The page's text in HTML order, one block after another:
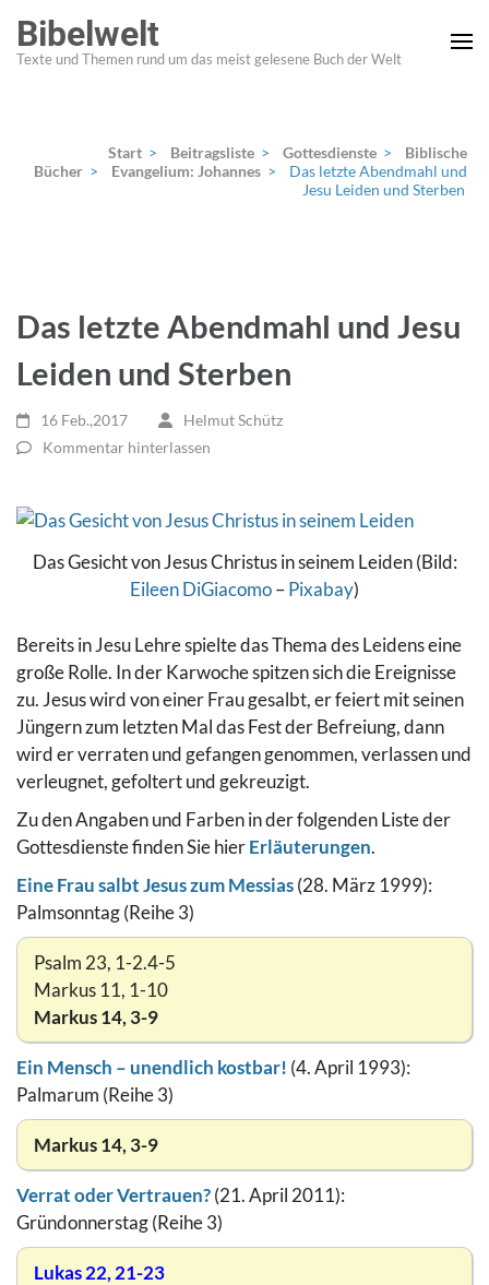
Inhalt
springen
Bibelwelt
Texte und Themen rund um das meist gelesene Buch der Welt
Start > Beitragsliste > Gottesdienste >
Biblische
Bücher > Evangelium: Johannes >
Das letzte Abendmahl und
Jesu Leiden und Sterben
Das letzte Abendmahl und Jesu
Leiden und Sterben
16 Feb.,2017
Helmut Schütz
Kommentar hinterlassen
Das Gesicht von Jesus Christus in seinem Leiden (Bild:
Eileen DiGiacomo–Pixabay)
Bereits in Jesu Lehre spielte das Thema des Leidens eine
große Rolle. In der Karwoche spitzen sich die Ereignisse
zu. Jesus wird von einer Frau gesalbt, er feiert mit seinen
Jüngern zum letzten Mal das Fest der Befreiung, dann
wird er verraten und gefangen genommen, verlassen und
verleugnet, gefoltert und gekreuzigt.
Zu den Angaben und Farben in der folgenden Liste der
Gottesdienste finden Sie hierErläuterungen.
Eine Frau salbt Jesus zum Messias(28. März 1999):
Palmsonntag (Reihe 3)
Psalm 23, 1-2.4-5
Markus 11, 1-10
Markus 14, 3-9
Ein Mensch – unendlich kostbar! (4. April 1993):
Palmarum (Reihe 3)
Markus 14, 3-9
Verrat oder Vertrauen?(21. April 2011):
Gründonnerstag (Reihe 3)
Lukas 22, 21-23